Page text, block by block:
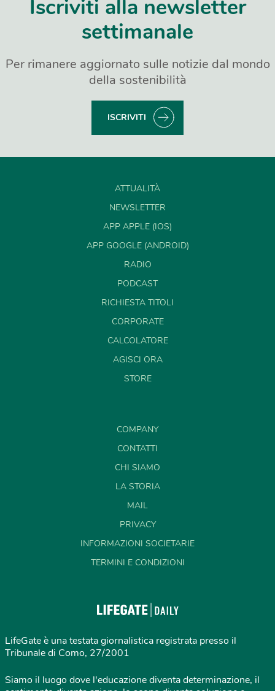
Iscriviti alla newsletter
settimanale
Per rimanere aggiornato sulle notizie dal mondo
della sostenibilità
ISCRIVITI
ATTUALITÀ
NEWSLETTER
APP APPLE (IOS)
APP GOOGLE (ANDROID)
RADIO
PODCAST
RICHIESTA TITOLI
CORPORATE
CALCOLATORE
AGISCI ORA
STORE
COMPANY
CONTATTI
CHI SIAMO
LA STORIA
MAIL
PRIVACY
INFORMAZIONI SOCIETARIE
TERMINI E CONDIZIONI
LifeGate è una testata giornalistica registrata presso il
Tribunale di Como, 27/2001
Siamo il luogo dove l'educazione diventa determinazione, il